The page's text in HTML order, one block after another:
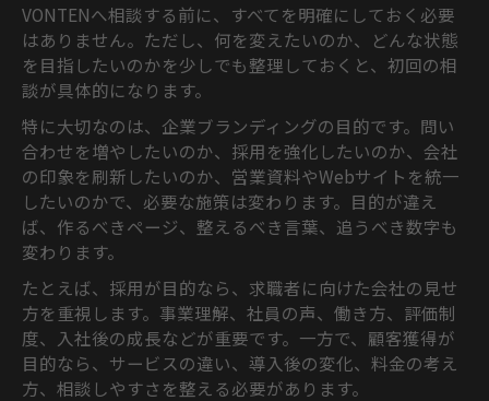
VONTENへ相談する前に、すべてを明確にしておく必要
はありません。ただし、何を変えたいのか、どんな状態
を目指したいのかを少しでも整理しておくと、初回の相
談が具体的になります。
特に大切なのは、企業ブランディングの目的です。問い
合わせを増やしたいのか、採用を強化したいのか、会社
の印象を刷新したいのか、営業資料やWebサイトを統一
したいのかで、必要な施策は変わります。目的が違え
ば、作るべきページ、整えるべき言葉、追うべき数字も
変わります。
たとえば、採用が目的なら、求職者に向けた会社の見せ
方を重視します。事業理解、社員の声、働き方、評価制
度、入社後の成長などが重要です。一方で、顧客獲得が
目的なら、サービスの違い、導入後の変化、料金の考え
方、相談しやすさを整える必要があります。